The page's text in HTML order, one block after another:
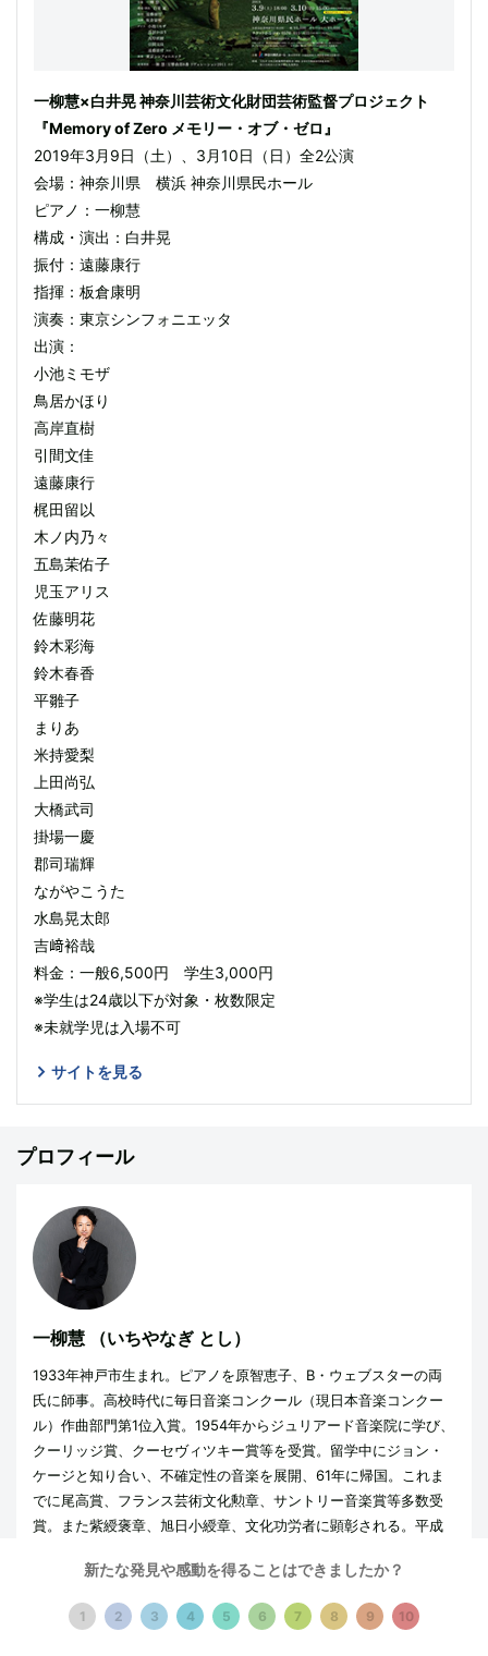
一柳慧×白井晃 神奈川芸術文化財団芸術監督プロジェクト
『Memory of Zero メモリー・オブ・ゼロ』
2019年3月9日（土）、3月10日（日）全2公演
会場：神奈川県 横浜 神奈川県民ホール
ピアノ：一柳慧
構成・演出：白井晃
振付：遠藤康行
指揮：板倉康明
演奏：東京シンフォニエッタ
出演：
小池ミモザ
鳥居かほり
高岸直樹
引間文佳
遠藤康行
梶田留以
木ノ内乃々
五島茉佑子
児玉アリス
佐藤明花
鈴木彩海
鈴木春香
平雛子
まりあ
米持愛梨
上田尚弘
大橋武司
掛場一慶
郡司瑞輝
ながやこうた
水島晃太郎
吉﨑裕哉
料金：一般6,500円 学生3,000円
※学生は24歳以下が対象・枚数限定
※未就学児は入場不可
サイトを見る
プロフィール
一柳慧 （いちやなぎ とし）
1933年神戸市生まれ。ピアノを原智恵子、B・ウェブスターの両
氏に師事。高校時代に毎日音楽コンクール（現日本音楽コンクー
ル）作曲部門第1位入賞。1954年からジュリアード音楽院に学び、
クーリッジ賞、クーセヴィツキー賞等を受賞。留学中にジョン・
ケージと知り合い、不確定性の音楽を展開、61年に帰国。これま
でに尾高賞、フランス芸術文化勲章、サントリー音楽賞等多数受
賞。また紫綬褒章、旭日小綬章、文化功労者に顕彰される。平成
成30年秋、文化勲章を受章。現在、日本・フィンランド新音楽協
会理事長、神奈川芸術文化財団芸術総監督。（プロフィール写真
撮影：Koh Okabe）
新たな発見や感動を得ることはできましたか？
1 2 3 4 5 6 7 8 9 10